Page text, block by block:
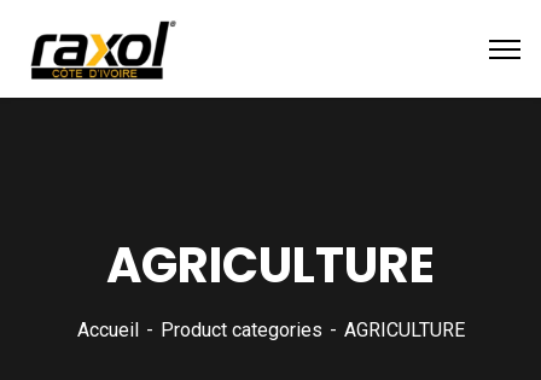
AGRICULTURE
Accueil Product categories AGRICULTURE